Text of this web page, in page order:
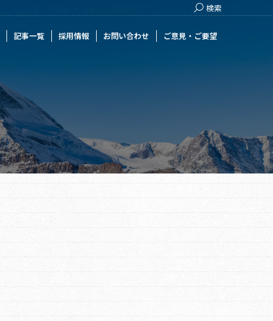
Search:
検索
記事一覧 採用情報 お問い合わせ ご意見・ご要望